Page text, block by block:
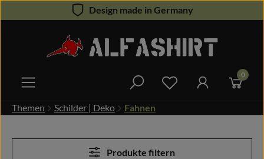
Zum Hauptinhalt springenDesign made in Germany
Du hast 0 0
Themen Schilder | Deko Fahnen
Produkte filtern